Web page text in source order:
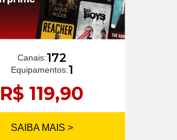
Canais:172
Equipamentos:1
R$ 119,90
SAIBA MAIS >